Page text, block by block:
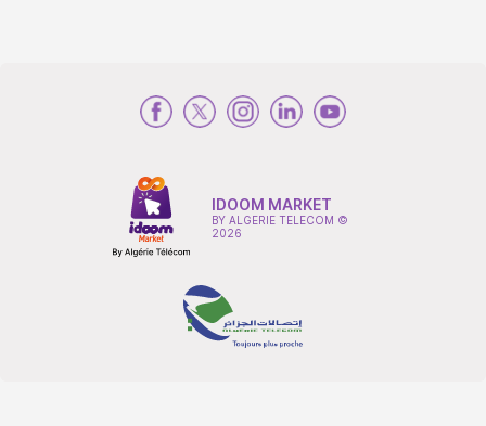
IDOOM MARKET
BY ALGERIE TELECOM ©
2026